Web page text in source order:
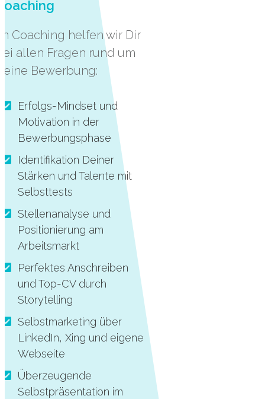
Coaching helfen wir Dir
allen Fragen rund um
Bewerbung:
Erfolgs-Mindset und
Motivation in der
Bewerbungsphase
Identifikation Deiner
Stärken und Talente mit
Selbsttests
Stellenanalyse und
Positionierung am
Arbeitsmarkt
Perfektes Anschreiben
und Top-CV durch
Storytelling
Selbstmarketing über
LinkedIn, Xing und eigene
Webseite
Überzeugende
Selbstpräsentation im